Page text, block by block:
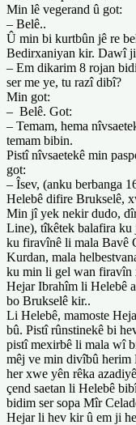
Min lê vegerand û got:
– Belê..
Û min bi kurtbûn jê re
Bedirxaniyan kir. Dawî
– Em dikarim 8 rojan
ser me ye, tu razî dibî?
Min got:
– Belê. Got:
– Temam, hema
temam bibin.
Pistî nîvsaetekê min
got:
– Îsev, (anku berbanga
Helebê difire Brukselê,
Min jî yek nekir dudo,
Line), tîkêtek balafira ku
ku firavînê li mala Bavê
Kurdan, mala
ku min li gel wan firavîn
Hejar Ibrahîm li Helebê
bo Brukselê kir..
Li Helebê, mamoste
bû. Pistî rûnstinekê bi
pistî mexirbê li mala wî
mêj ve min divîbû herim
her xwe yên rêka
çend saetan li Helebê
bidim ser sopa Mîr
Hejar li hev kir û em ji